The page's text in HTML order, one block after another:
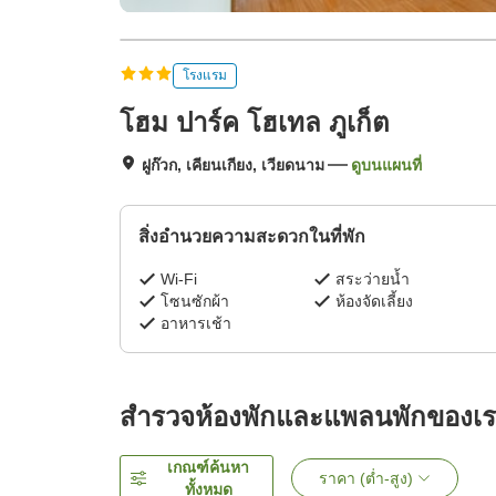
โรงแรม
โฮม ปาร์ค โฮเทล ภูเก็ต
ฝูก๊วก, เคียนเกียง, เวียดนาม ดูบนแผนที่
สิ่งอำนวยความสะดวกในที่พัก
Wi-Fi
สระว่ายน้ำ
โซนซักผ้า
ห้องจัดเลี้ยง
อาหารเช้า
สำรวจห้องพักและแพลนพักของเ
เกณฑ์ค้นหา
ทั้งหมด
ราคา (ต่ำ-สูง)